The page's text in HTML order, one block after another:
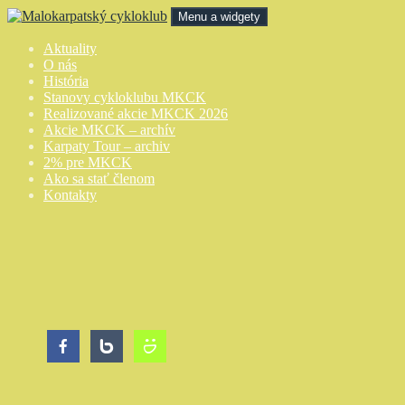
Preskočiť
obsah
Malokarpatský cykloklub
Menu a widgety
Aktuality
O nás
História
Stanovy cykloklubu MKCK
Realizované akcie MKCK 2026
Akcie MKCK – archív
Karpaty Tour – archiv
2% pre MKCK
Ako sa stať členom
Kontakty